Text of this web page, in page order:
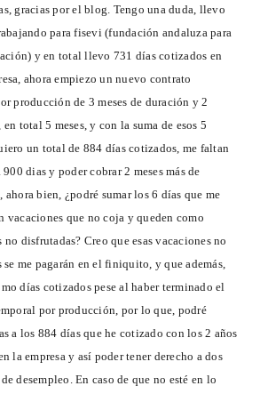
gracias por el blog. Tengo una duda, llevo
para fisevi (fundación andaluza para
y en total llevo 731 días cotizados en
ahora empiezo un nuevo contrato
producción de 3 meses de duración y 2
en total 5 meses, y con la suma de esos 5
un total de 884 días cotizados, me faltan
900 dias y poder cobrar 2 meses más de
ahora bien, ¿podré sumar los 6 días que me
vacaciones que no coja y queden como
no disfrutadas? Creo que esas vacaciones no
se me pagarán en el finiquito, y que además,
días cotizados pese al haber terminado el
por producción, por lo que, podré
a los 884 días que he cotizado con los 2 años
la empresa y así poder tener derecho a dos
de desempleo. En caso de que no esté en lo